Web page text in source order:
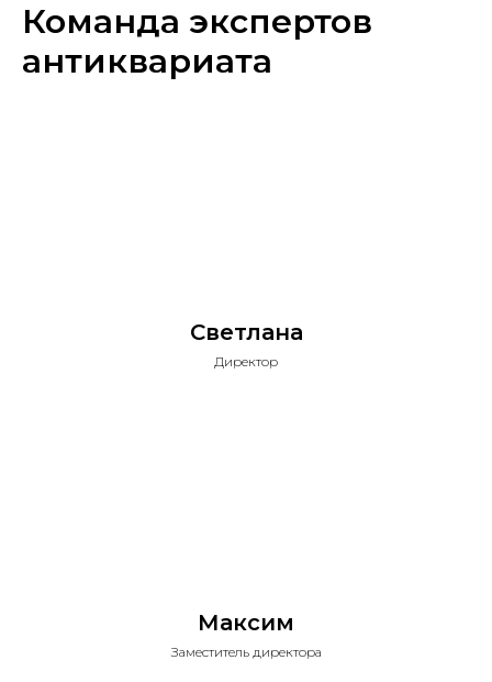
Команда экспертов
антиквариата
Светлана
Директор
Максим
Заместитель директора